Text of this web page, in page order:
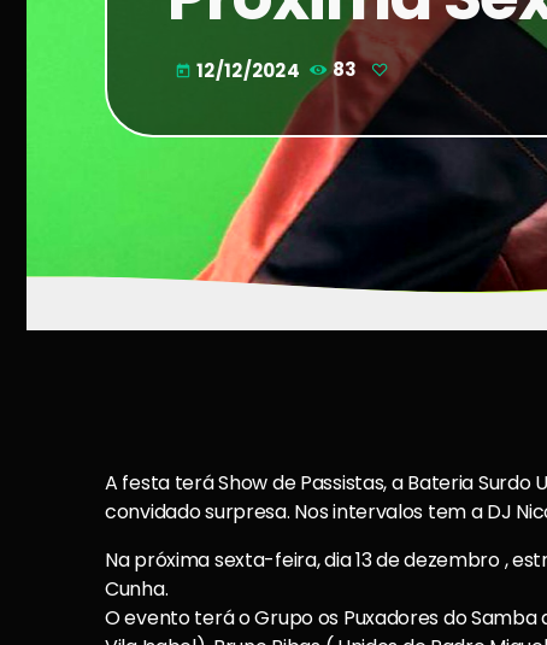
today 12/12/2024 83
A festa terá Show de Passistas, a Bateria
convidado surpresa. Nos intervalos tem a DJ
Na próxima sexta-feira, dia 13 de dezembro ,
Cunha.
O evento terá o Grupo os Puxadores do